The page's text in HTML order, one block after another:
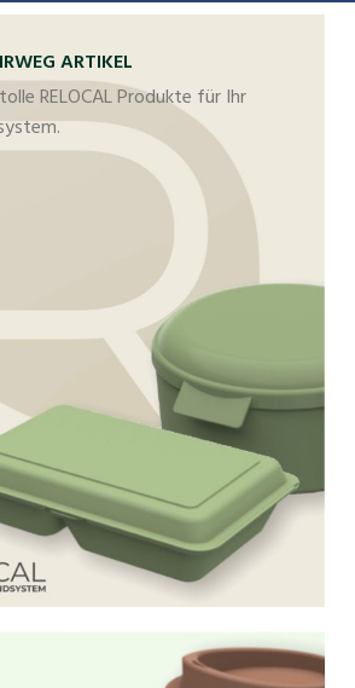
ARTIKEL
RELOCAL Produkte für Ihr